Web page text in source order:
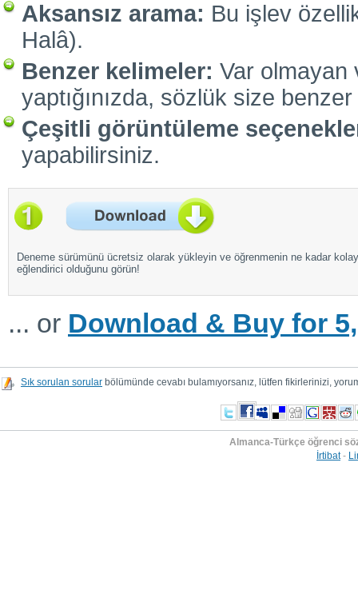
Aksansız arama: Bu işlev
Halâ).
Benzer kelimeler: Var olmayan
yaptığınızda, sözlük size
Çeşitli görüntüleme
yapabilirsiniz.
Deneme sürümünü ücretsiz olarak yükleyin ve öğrenmenin ne kadar
eğlendirici olduğunu görün!
... or Download & Buy for
Sık sorulan sorular bölümünde cevabı bulamıyorsanız, lütfen fikirlerinizi,
Almanca-Türkçe öğrenci
İrtibat-